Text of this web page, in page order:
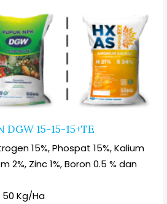
DGW 15-15-15+TE
15%, Phospat 15%, Kalium
2%, Zinc 1%, Boron 0.5 % dan
50 Kg/Ha